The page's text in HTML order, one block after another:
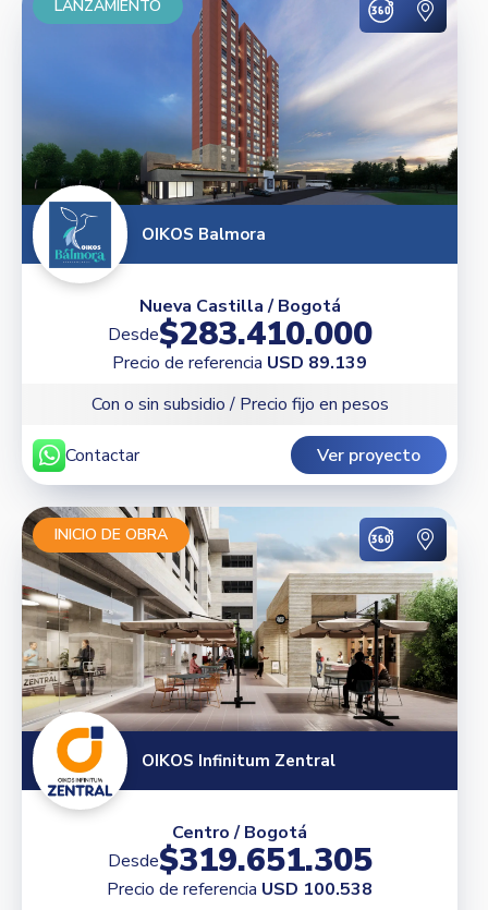
LANZAMIENTO
OIKOS Balmora
Nueva Castilla / Bogotá
Desde$283.410.000
Precio de referencia USD 89.139
Con o sin subsidio / Precio fijo en pesos
Contactar Ver proyecto
INICIO DE OBRA
OIKOS Infinitum Zentral
Centro / Bogotá
Desde$319.651.305
Precio de referencia USD 100.538